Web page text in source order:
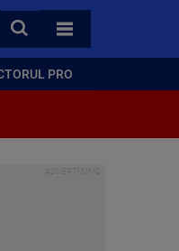
CAUTA
TOATE CATEGORIILE
PRO